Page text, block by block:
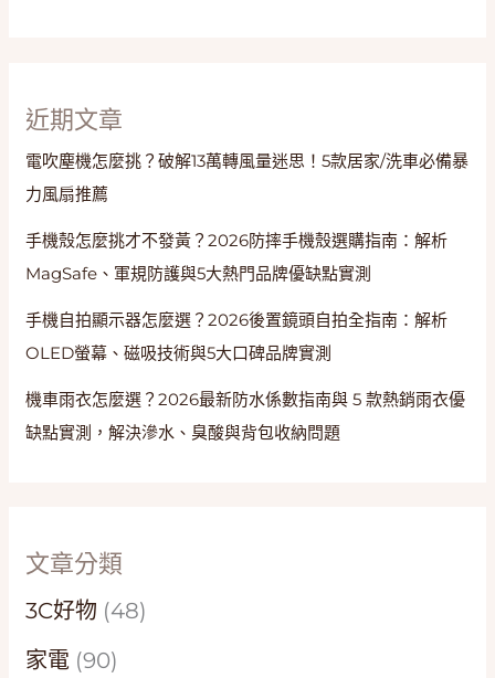
療
早
餐
近期文章
電吹塵機怎麼挑？破解13萬轉風量迷思！5款居家/洗車必備暴
力風扇推薦
手機殼怎麼挑才不發黃？2026防摔手機殼選購指南：解析
MagSafe、軍規防護與5大熱門品牌優缺點實測
手機自拍顯示器怎麼選？2026後置鏡頭自拍全指南：解析
OLED螢幕、磁吸技術與5大口碑品牌實測
機車雨衣怎麼選？2026最新防水係數指南與 5 款熱銷雨衣優
缺點實測，解決滲水、臭酸與背包收納問題
文章分類
3C好物 (48)
家電 (90)